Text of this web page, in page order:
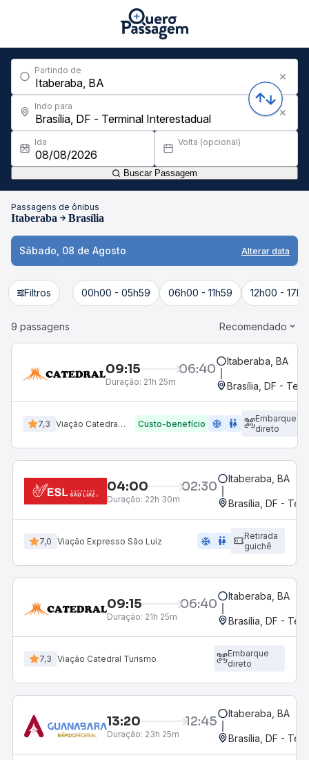
Partindo de
Indo para
Ida Volta (opcional)
Buscar Passagem
Passagens de ônibus
Itaberaba Brasília
Sábado, 08 de Agosto Alterar data
Filtros 00h00 - 05h59 06h00 - 11h59 12h00 -
9 passagens Recomendado
09:15 06:40
Duração: 21h 25m
Itaberaba, BA
Brasília, DF -
7,3 Viação Catedral Turismo Custo-benefício ac_unit wc
Embarque
direto
04:00 02:30
Duração: 22h 30m
Itaberaba, BA
Brasília, DF -
7,0 Viação Expresso São Luiz ac_unit wc
Retirada
guichê
09:15 06:40
Duração: 21h 25m
Itaberaba, BA
Brasília, DF -
7,3 Viação Catedral Turismo
Embarque
direto
13:20 12:45
Duração: 23h 25m
Itaberaba, BA
Brasília, DF -